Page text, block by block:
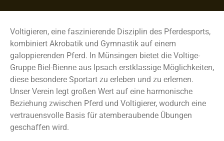
Voltigieren, eine faszinierende Disziplin des Pferdesports,
kombiniert Akrobatik und Gymnastik auf einem
galoppierenden Pferd. In Münsingen bietet die Voltige-
Gruppe Biel-Bienne aus Ipsach erstklassige Möglichkeiten,
diese besondere Sportart zu erleben und zu erlernen.
Unser Verein legt großen Wert auf eine harmonische
Beziehung zwischen Pferd und Voltigierer, wodurch eine
vertrauensvolle Basis für atemberaubende Übungen
geschaffen wird.